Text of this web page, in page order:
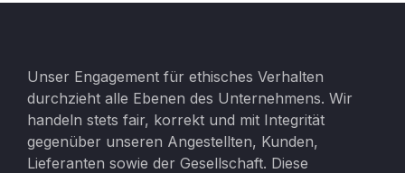
Unser Engagement für ethisches Verhalten
durchzieht alle Ebenen des Unternehmens. Wir
handeln stets fair, korrekt und mit Integrität
gegenüber unseren Angestellten, Kunden,
Lieferanten sowie der Gesellschaft. Diese